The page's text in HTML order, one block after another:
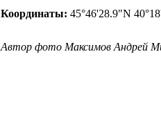
Координаты: 45°46'28.9"N
Автор фото Максимов Андрей